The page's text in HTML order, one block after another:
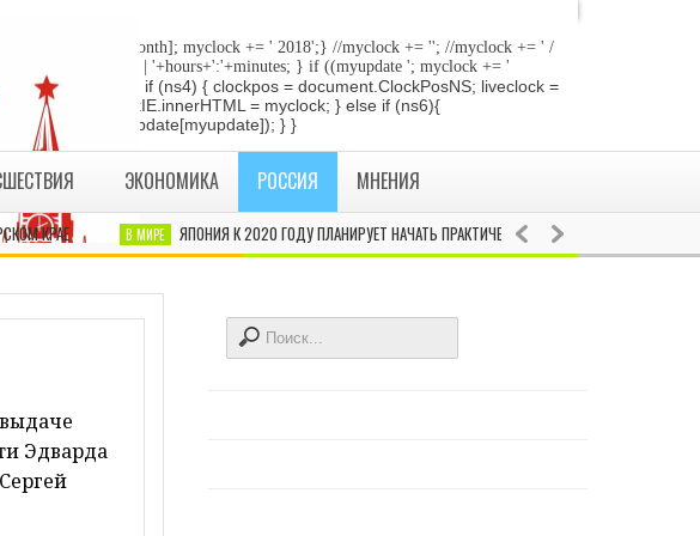
''; myclock += '
myclock += ' 2018';} //myclock += ''; //myclock += ' /
{ myclock += ' | '+hours+':'+minutes; } if ((myupdate '; myclock += '
to the layer: if (ns4) { clockpos = document.ClockPosNS; liveclock =
(ie4) { LiveClockIE.innerHTML = myclock; } else if (ns6){
} }
ЭКОНОМИКА РОССИЯ МНЕНИЯ
КРАЕ В МИРЕ ЯПОНИЯ К 2020 ГОДУ ПЛАНИРУЕТ НАЧАТЬ ПРАКТИЧЕСКОЕ ИСПОЛЬЗОВАНИЕ ЛЕТАЮЩИХ
Эдварда